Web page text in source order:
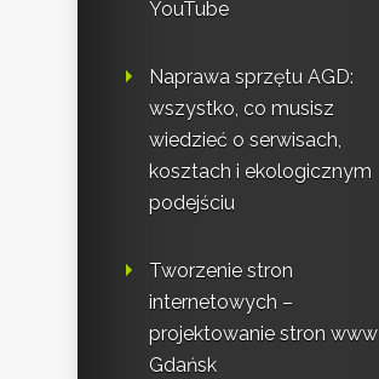
YouTube
Naprawa sprzętu AGD:
wszystko, co musisz
wiedzieć o serwisach,
kosztach i ekologicznym
podejściu
Tworzenie stron
internetowych –
projektowanie stron www
Gdańsk